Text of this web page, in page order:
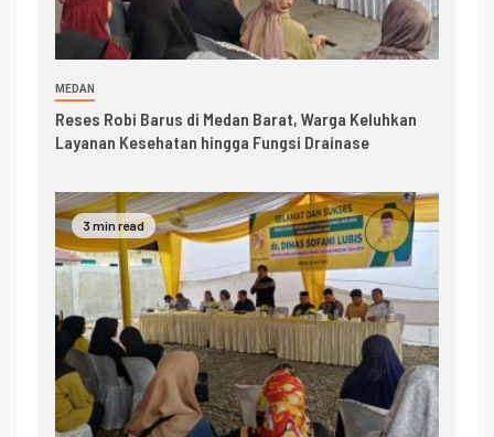
MEDAN
Reses Robi Barus di Medan Barat, Warga Keluhkan
Layanan Kesehatan hingga Fungsi Drainase
3 min read